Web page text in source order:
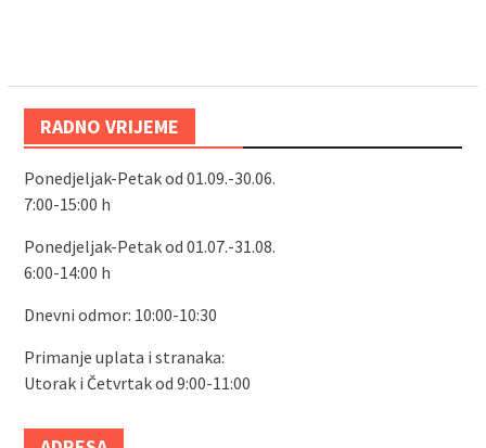
RADNO VRIJEME
Ponedjeljak-Petak od 01.09.-30.06.
7:00-15:00 h
Ponedjeljak-Petak od 01.07.-31.08.
6:00-14:00 h
Dnevni odmor: 10:00-10:30
Primanje uplata i stranaka:
Utorak i Četvrtak od 9:00-11:00